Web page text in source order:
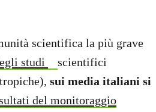
scientifica la più grave
studi
scientifici
sui media italiani si
del monitoraggio